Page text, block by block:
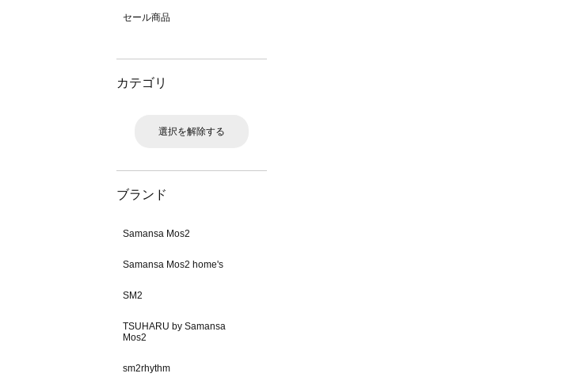
セール商品
カテゴリ
選択を解除する
ブランド
Samansa Mos2
Samansa Mos2 home's
SM2
TSUHARU by Samansa
Mos2
sm2rhythm